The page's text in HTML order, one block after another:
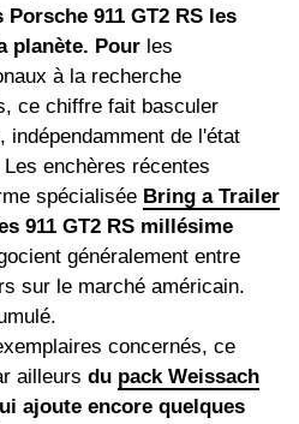
911 GT2 RS les
planète. Pour les
à la recherche
ce chiffre fait basculer
indépendamment de l'état
enchères récentes
spécialisée Bring a Trailer
911 GT2 RS millésime
généralement entre
sur le marché américain.
concernés, ce
ailleurs du pack Weissach
ajoute encore quelques